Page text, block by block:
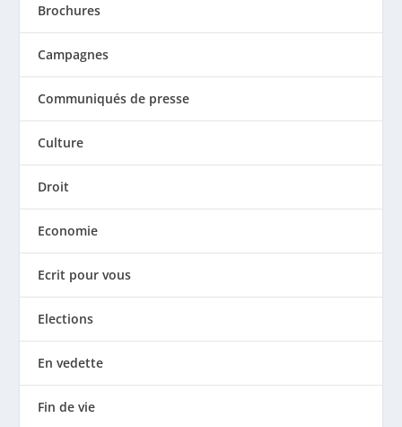
Brochures
Campagnes
Communiqués de presse
Culture
Droit
Economie
Ecrit pour vous
Elections
En vedette
Fin de vie